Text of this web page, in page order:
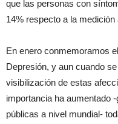
que las personas con
14% respecto a la medición
En enero conmemoramos
Depresión, y aun cuando
visibilización de estas
importancia ha aumentado
públicas a nivel mundial-